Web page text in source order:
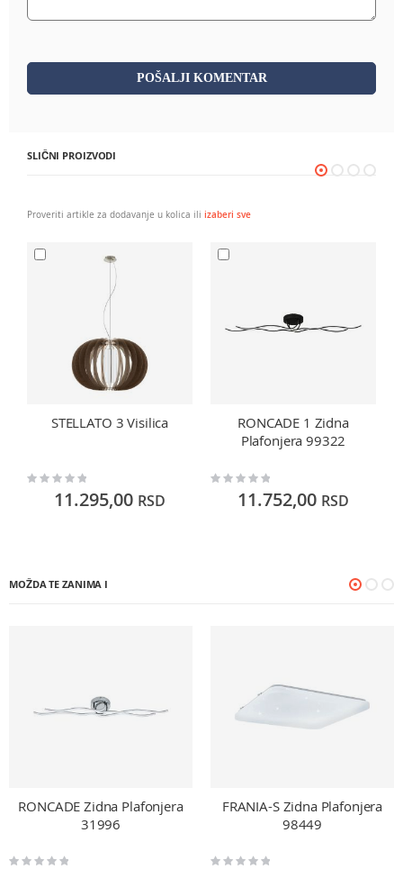
POŠALJI KOMENTAR
SLIČNI PROIZVODI
Proveriti artikle za dodavanje u kolica ili izaberi sve
STELLATO 3 Visilica
Rating:
11.295,00 RSD
RONCADE 1 Zidna
Plafonjera 99322
Rating:
11.752,00 RSD
MOŽDA TE ZANIMA I
RONCADE Zidna Plafonjera
31996
Rating:
FRANIA-S Zidna Plafonjera
98449
Rating: